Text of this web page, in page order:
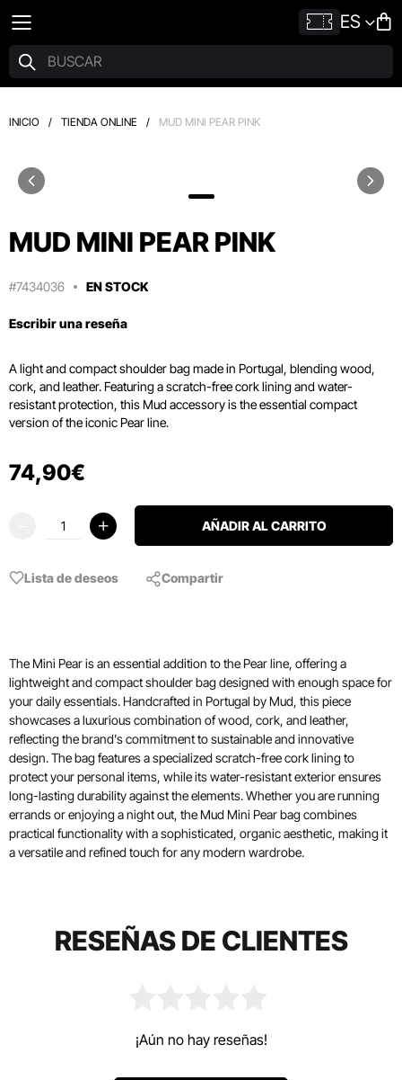
ES
INICIO / TIENDA ONLINE / MUD MINI PEAR PINK
MUD MINI PEAR PINK
#7434036 EN STOCK
Escribir una reseña
A light and compact shoulder bag made in Portugal, blending wood,
cork, and leather. Featuring a scratch-free cork lining and water-
resistant protection, this Mud accessory is the essential compact
version of the iconic Pear line.
74,90€
AÑADIR AL CARRITO
Lista de deseos Compartir
The Mini Pear is an essential addition to the Pear line, offering a
lightweight and compact shoulder bag designed with enough space for
your daily essentials. Handcrafted in Portugal by Mud, this piece
showcases a luxurious combination of wood, cork, and leather,
reflecting the brand's commitment to sustainable and innovative
design. The bag features a specialized scratch-free cork lining to
protect your personal items, while its water-resistant exterior ensures
long-lasting durability against the elements. Whether you are running
errands or enjoying a night out, the Mud Mini Pear bag combines
practical functionality with a sophisticated, organic aesthetic, making it
a versatile and refined touch for any modern wardrobe.
RESEÑAS DE CLIENTES
¡Aún no hay reseñas!